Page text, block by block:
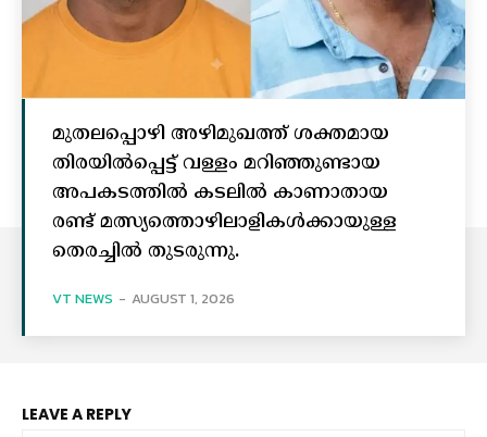
മുതലപ്പൊഴി അഴിമുഖത്ത് ശക്തമായ
തിരയിൽപ്പെട്ട് വള്ളം മറിഞ്ഞുണ്ടായ
അപകടത്തിൽ കടലിൽ കാണാതായ
രണ്ട് മത്സ്യത്തൊഴിലാളികൾക്കായുള്ള
തെരച്ചിൽ തുടരുന്നു.
VT NEWS - AUGUST 1, 2026
LEAVE A REPLY